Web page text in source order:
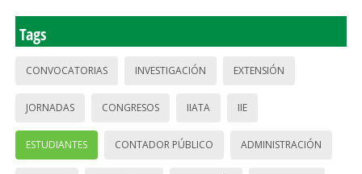
Tags
CONVOCATORIAS INVESTIGACIÓN EXTENSIÓN
JORNADAS CONGRESOS IIATA IIE
ESTUDIANTES CONTADOR PÚBLICO ADMINISTRACIÓN